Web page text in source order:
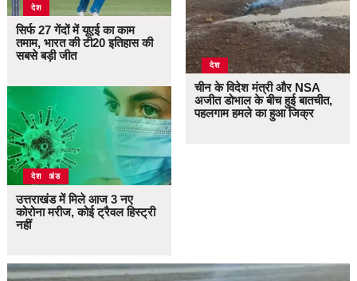
देश
सिर्फ 27 गेंदों में यूएई का काम
तमाम, भारत की टी20 इतिहास की
सबसे बड़ी जीत
उत्तराखंड
देश
उत्तराखंड में मिले आज 3 नए
कोरोना मरीज, कोई ट्रैवल हिस्ट्री
नहीं
देश
चीन के विदेश मंत्री और NSA
अजीत डोभाल के बीच हुई बातचीत,
पहलगाम हमले का हुआ जिक्र